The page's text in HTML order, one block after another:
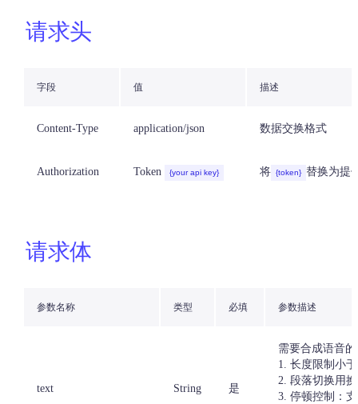
请求头
字段 值 描述
Content-Type application/json 数据交换格式
Authorization Token {your api key} 将 {token} 替换为提
请求体
参数名称 类型 必填 参数描述
text String 是
需要合成语音
1. 长度限制小
2. 段落切换用
3. 停顿控制：